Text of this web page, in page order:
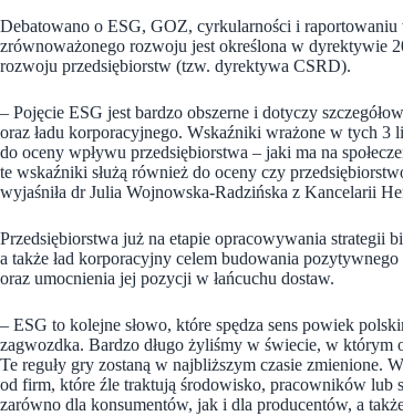
Debatowano o ESG, GOZ, cyrkularności i
zrównoważonego rozwoju jest określona w dyrektywie
rozwoju przedsiębiorstw (tzw. dyrektywa CSRD).
– Pojęcie ESG jest bardzo obszerne i dotyczy
oraz ładu korporacyjnego. Wskaźniki wrażone w tych 3
do oceny wpływu przedsiębiorstwa – jaki ma na
te wskaźniki służą również do oceny czy
wyjaśniła dr Julia Wojnowska-Radzińska z Kancelarii
Przedsiębiorstwa już na etapie opracowywania strategii
a także ład korporacyjny celem budowania
oraz umocnienia jej pozycji w łańcuchu dostaw.
– ESG to kolejne słowo, które spędza sens powiek
zagwozdka. Bardzo długo żyliśmy w świecie, w którym
Te reguły gry zostaną w najbliższym czasie zmienione.
od firm, które źle traktują środowisko, pracowników lub
zarówno dla konsumentów, jak i dla producentów, a